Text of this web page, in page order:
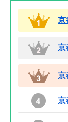
京
京
京
京